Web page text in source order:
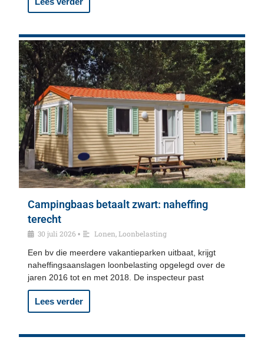
Campingbaas betaalt zwart: naheffing
terecht
30 juli 2026 • Lonen,Loonbelasting
Een bv die meerdere vakantieparken uitbaat, krijgt
naheffingsaanslagen loonbelasting opgelegd over de
jaren 2016 tot en met 2018. De inspecteur past
Lees verder